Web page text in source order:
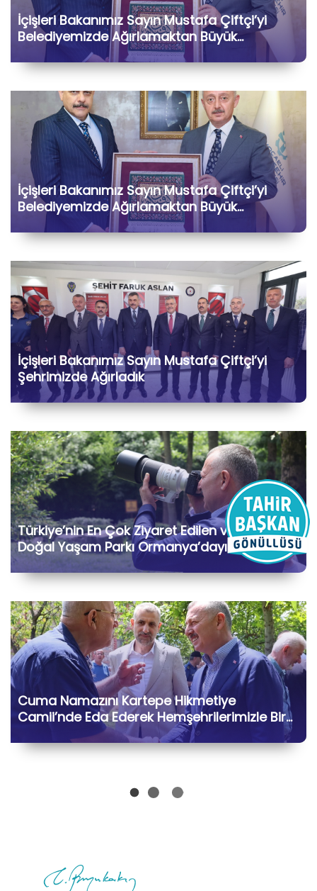
İçişleri Bakanımız Sayın Mustafa Çiftçi’yi
Belediyemizde Ağırlamaktan Büyük
Memnuniyet Duyduk
İçişleri Bakanımız Sayın Mustafa Çiftçi’yi
Belediyemizde Ağırlamaktan Büyük
Memnuniyet Duyduk
İçişleri Bakanımız Sayın Mustafa Çiftçi’yi
Şehrimizde Ağırladık
Türkiye’nin En Çok Ziyaret Edilen ve Korunan
Doğal Yaşam Parkı Ormanya’dayız
Cuma Namazını Kartepe Hikmetiye
Camii’nde Eda Ederek Hemşehrilerimizle Bir
Araya Geldik